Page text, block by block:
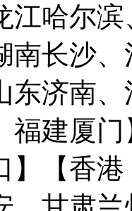
江哈尔
南长沙
东济南
福建厦门
【香